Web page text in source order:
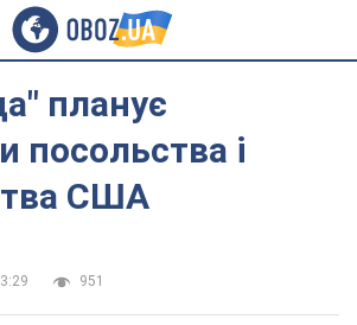
планує
посольства і
США
951